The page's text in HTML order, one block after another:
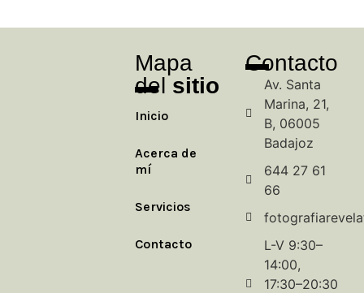
Mapa
del sitio
Inicio
Acerca de
mí
Servicios
Contacto
Contacto
Av. Santa
Marina, 21,
B, 06005
Badajoz
644 27 61
66
L-V 9:30–
14:00,
17:30–20:30